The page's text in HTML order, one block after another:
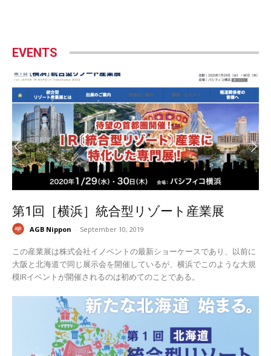
EVENTS
第1回［横浜］統合型リゾート産業展
AGB Nippon - September 10, 2019
この産業展は株式会社イノベントの最新ショーケースであり、以前に
大阪と北海道で同じ展示会を開催しているが、横浜でこのような大規
模IRイベントが開催されるのは初めてのことである。